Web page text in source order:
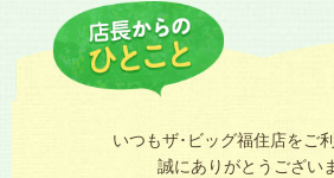
いつもザ･ビッグ福住店をご
誠にありがとうござい